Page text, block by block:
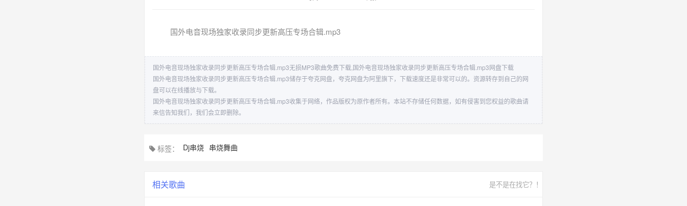
国外电音现场独家收录同步更新高压专场合辑.mp3
国外电音现场独家收录同步更新高压专场合辑.mp3无损MP3歌曲免费下载,国外电音现场独家收录同步更新高压专场合辑.mp3网盘下载
国外电音现场独家收录同步更新高压专场合辑.mp3储存于夸克网盘，夸克网盘为阿里旗下，下载速度还是非常可以的。资源转存到自己的网
盘可以在线播放与下载。
国外电音现场独家收录同步更新高压专场合辑.mp3收集于网络，作品版权为原作者所有。本站不存储任何数据，如有侵害到您权益的歌曲请
来信告知我们，我们会立即删除。
标签： Dj串烧 串烧舞曲
相关歌曲 是不是在找它？！